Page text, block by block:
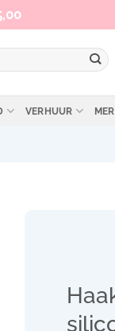
verzonden!
VERHUUR